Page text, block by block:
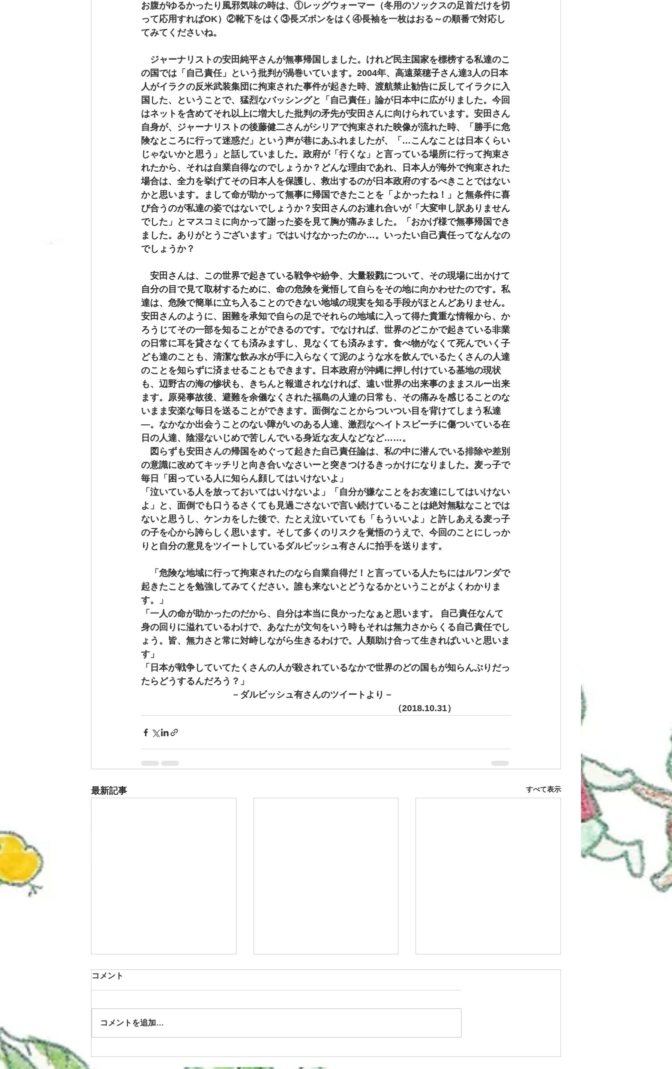
お腹がゆるかったり風邪気味の時は、①レッグウォーマー（冬用のソックスの足首だけを切
って応用すればOK）②靴下をはく③長ズボンをはく④長袖を一枚はおる～の順番で対応し
てみてくださいね。
ジャーナリストの安田純平さんが無事帰国しました。けれど民主国家を標榜する私達のこ
の国では「自己責任」という批判が渦巻いています。2004年、高遠菜穂子さん達3人の日本
人がイラクの反米武装集団に拘束された事件が起きた時、渡航禁止勧告に反してイラクに入
国した、ということで、猛烈なバッシングと「自己責任」論が日本中に広がりました。今回
はネットを含めてそれ以上に増大した批判の矛先が安田さんに向けられています。安田さん
自身が、ジャーナリストの後藤健二さんがシリアで拘束された映像が流れた時、「勝手に危
険なところに行って迷惑だ」という声が巷にあふれましたが、「…こんなことは日本くらい
じゃないかと思う」と話していました。政府が「行くな」と言っている場所に行って拘束さ
れたから、それは自業自得なのでしょうか？どんな理由であれ、日本人が海外で拘束された
場合は、全力を挙げてその日本人を保護し、救出するのが日本政府のするべきことではない
かと思います。まして命が助かって無事に帰国できたことを「よかったね！」と無条件に喜
び合うのが私達の姿ではないでしょうか？安田さんのお連れ合いが「大変申し訳ありません
でした」とマスコミに向かって謝った姿を見て胸が痛みました。「おかげ様で無事帰国でき
ました。ありがとうございます」ではいけなかったのか…。いったい自己責任ってなんなの
でしょうか？
安田さんは、この世界で起きている戦争や紛争、大量殺戮について、その現場に出かけて
自分の目で見て取材するために、命の危険を覚悟して自らをその地に向かわせたのです。私
達は、危険で簡単に立ち入ることのできない地域の現実を知る手段がほとんどありません。
安田さんのように、困難を承知で自らの足でそれらの地域に入って得た貴重な情報から、か
ろうじてその一部を知ることができるのです。でなければ、世界のどこかで起きている非業
の日常に耳を貸さなくても済みますし、見なくても済みます。食べ物がなくて死んでいく子
ども達のことも、清潔な飲み水が手に入らなくて泥のような水を飲んでいるたくさんの人達
のことを知らずに済ませることもできます。日本政府が沖縄に押し付けている基地の現状
も、辺野古の海の惨状も、きちんと報道されなければ、遠い世界の出来事のままスルー出来
ます。原発事故後、避難を余儀なくされた福島の人達の日常も、その痛みを感じることのな
いまま安楽な毎日を送ることができます。面倒なことからついつい目を背けてしまう私達
―。なかなか出会うことのない障がいのある人達、激烈なヘイトスピーチに傷ついている在
日の人達、陰湿ないじめで苦しんでいる身近な友人などなど……。
図らずも安田さんの帰国をめぐって起きた自己責任論は、私の中に潜んでいる排除や差別
の意識に改めてキッチリと向き合いなさいーと突きつけるきっかけになりました。麦っ子で
毎日「困っている人に知らん顔してはいけないよ」
「泣いている人を放っておいてはいけないよ」「自分が嫌なことをお友達にしてはいけない
よ」と、面倒でも口うるさくても見過ごさないで言い続けていることは絶対無駄なことでは
ないと思うし、ケンカをした後で、たとえ泣いていても「もういいよ」と許しあえる麦っ子
の子を心から誇らしく思います。そして多くのリスクを覚悟のうえで、今回のことにしっか
りと自分の意見をツイートしているダルビッシュ有さんに拍手を送ります。
「危険な地域に行って拘束されたのなら自業自得だ！と言っている人たちにはルワンダで
起きたことを勉強してみてください。誰も来ないとどうなるかということがよくわかりま
す。」
「一人の命が助かったのだから、自分は本当に良かったなぁと思います。 自己責任なんて
身の回りに溢れているわけで、あなたが文句をいう時もそれは無力さからくる自己責任でし
ょう。皆、無力さと常に対峙しながら生きるわけで。人類助け合って生きればいいと思いま
す」
「日本が戦争していてたくさんの人が殺されているなかで世界のどの国もが知らんぷりだっ
たらどうするんだろう？」
－ダルビッシュ有さんのツイートより－
（2018.10.31）
最新記事 すべて表示
救命救急講習
お誕生会におばけ屋敷
コメント
コメントを追加…